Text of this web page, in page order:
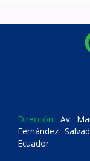
Dirección: Av.
Fernández
Ecuador.